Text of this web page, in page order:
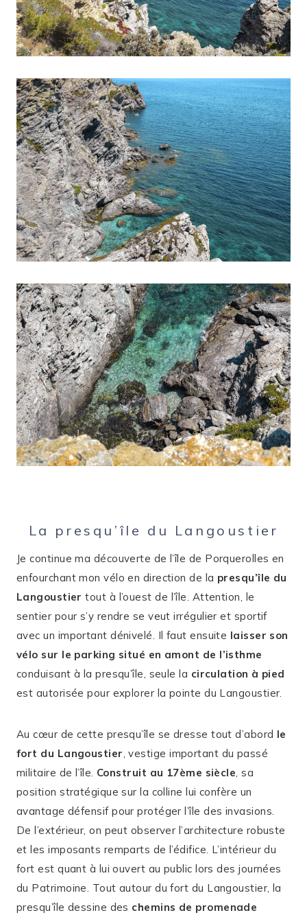
La presqu’île du Langoustier
Je continue ma découverte de l’île de Porquerolles en
enfourchant mon vélo en direction de la presqu’île du
Langoustiertout à l’ouest de l’île. Attention, le
sentier pour s’y rendre se veut irrégulier et sportif
avec un important dénivelé. Il faut ensuite laisser son
vélo sur le parking situé en amont de l’isthme
conduisant à la presqu’île, seule la circulation à pied
est autorisée pour explorer la pointe du Langoustier.
Au cœur de cette presqu’île se dresse tout d’abord le
fort du Langoustier, vestige important du passé
militaire de l’île. Construit au 17ème siècle, sa
position stratégique sur la colline lui confère un
avantage défensif pour protéger l’île des invasions.
De l’extérieur, on peut observer l’architecture robuste
et les imposants remparts de l’édifice. L’intérieur du
fort est quant à lui ouvert au public lors des journées
du Patrimoine. Tout autour du fort du Langoustier, la
presqu’île dessine des chemins de promenade